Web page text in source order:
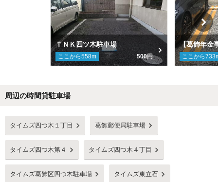
ＴＮＫ四ツ木駐車場
ここから558m 500円 ここから733
周辺の時間貸駐車場
タイムズ四つ木１丁目 葛飾郵便局駐車場
タイムズ四つ木第４ タイムズ四つ木４丁目
タイムズ葛飾区四つ木駐車場 タイムズ東立石